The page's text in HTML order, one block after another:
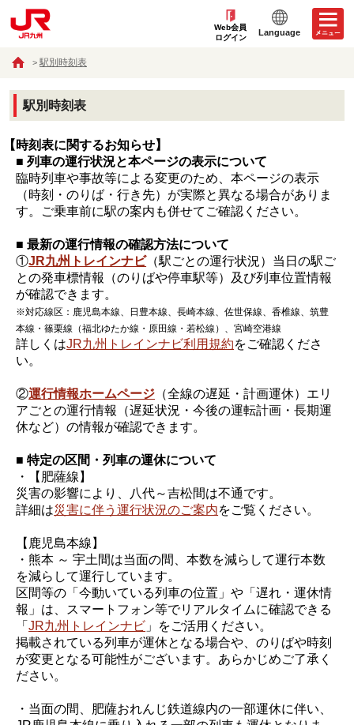
Web会員
ログイン
Language
駅別時刻表
駅別時刻表
【時刻表に関するお知らせ】
■ 列車の運行状況と本ページの表示について
臨時列車や事故等による変更のため、本ページの表示
（時刻・のりば・行き先）が実際と異なる場合がありま
す。ご乗車前に駅の案内も併せてご確認ください。
■ 最新の運行情報の確認方法について
①JR九州トレインナビ（駅ごとの運行状況）当日の駅ご
との発車標情報（のりばや停車駅等）及び列車位置情報
が確認できます。
※対応線区：鹿児島本線、日豊本線、長崎本線、佐世保線、香椎線、筑豊
本線・篠栗線（福北ゆたか線・原田線・若松線）、宮崎空港線
詳しくはJR九州トレインナビ利用規約をご確認くださ
い。
②運行情報ホームページ （全線の遅延・計画運休）エリ
アごとの運行情報（遅延状況・今後の運転計画・長期運
休など）の情報が確認できます。
■ 特定の区間・列車の運休について
・【肥薩線】
災害の影響により、八代～吉松間は不通です。
詳細は災害に伴う運行状況のご案内をご覧ください。
【鹿児島本線】
・熊本 ～ 宇土間は当面の間、本数を減らして運行本数
を減らして運行しています。
区間等の「今動いている列車の位置」や「遅れ・運休情
報」は、スマートフォン等でリアルタイムに確認できる
「JR九州トレインナビ 」をご活用ください。
掲載されている列車が運休となる場合や、のりばや時刻
が変更となる可能性がございます。あらかじめご了承く
ださい。
・当面の間、肥薩おれんじ鉄道線内の一部運休に伴い、